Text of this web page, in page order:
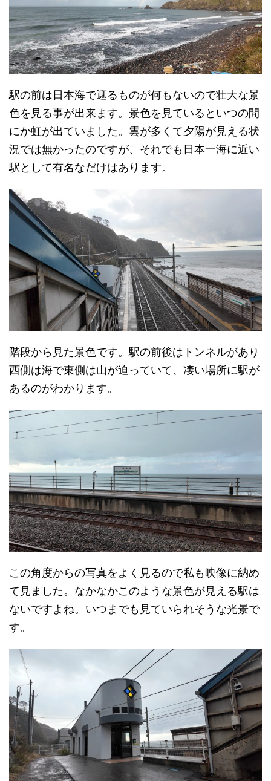
駅の前は日本海で遮るものが何もないので壮大な景
色を見る事が出来ます。景色を見ているといつの間
にか虹が出ていました。雲が多くて夕陽が見える状
況では無かったのですが、それでも日本一海に近い
駅として有名なだけはあります。
階段から見た景色です。駅の前後はトンネルがあり
西側は海で東側は山が迫っていて、凄い場所に駅が
あるのがわかります。
この角度からの写真をよく見るので私も映像に納め
て見ました。なかなかこのような景色が見える駅は
ないですよね。いつまでも見ていられそうな光景で
す。